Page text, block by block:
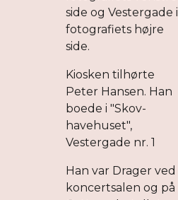
side og Vestergade i
fotografiets højre
side.
Kiosken tilhørte
Peter Hansen. Han
boede i "Skov-
havehuset",
Vestergade nr. 1
Han var Drager ved
koncertsalen og på